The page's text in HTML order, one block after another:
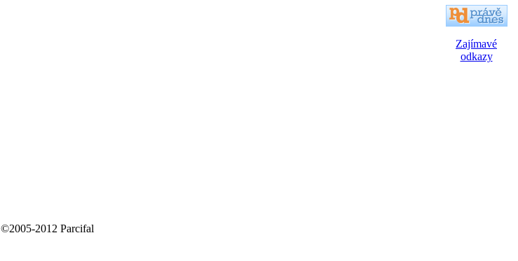
Zajímavé
odkazy
©2005-2012 Parcifal